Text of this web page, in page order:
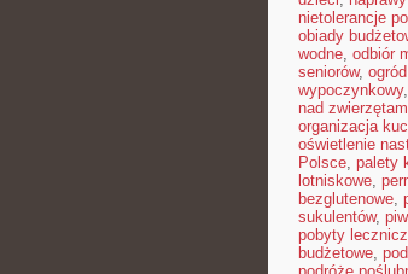
nietolerancje
obiady
wodne, odbiór
seniorów,
wypoczynkowy,
nad
organizacja
oświetlenie
Polsce, palety
lotniskowe,
bezglutenowe,
sukulentów,
pobyty
budżetowe,